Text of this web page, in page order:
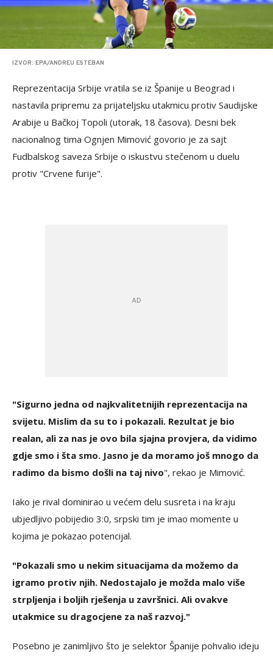
IZVOR: EPA/ANDREU ESTEBAN
Reprezentacija Srbije vratila se iz Španije u Beograd i
nastavila pripremu za prijateljsku utakmicu protiv Saudijske
Arabije u Bačkoj Topoli (utorak, 18 časova). Desni bek
nacionalnog tima Ognjen Mimović govorio je za sajt
Fudbalskog saveza Srbije o iskustvu stečenom u duelu
protiv "Crvene furije".
"Sigurno jedna od najkvalitetnijih reprezentacija na
svijetu. Mislim da su to i pokazali. Rezultat je bio
realan, ali za nas je ovo bila sjajna provjera, da vidimo
gdje smo i šta smo. Jasno je da moramo još mnogo da
radimo da bismo došli na taj nivo", rekao je Mimović.
Iako je rival dominirao u većem delu susreta i na kraju
ubjedljivo pobijedio 3:0, srpski tim je imao momente u
kojima je pokazao potencijal.
"Pokazali smo u nekim situacijama da možemo da
igramo protiv njih. Nedostajalo je možda malo više
strpljenja i boljih rješenja u završnici. Ali ovakve
utakmice su dragocjene za naš razvoj."
Posebno je zanimljivo što je selektor Španije pohvalio ideju